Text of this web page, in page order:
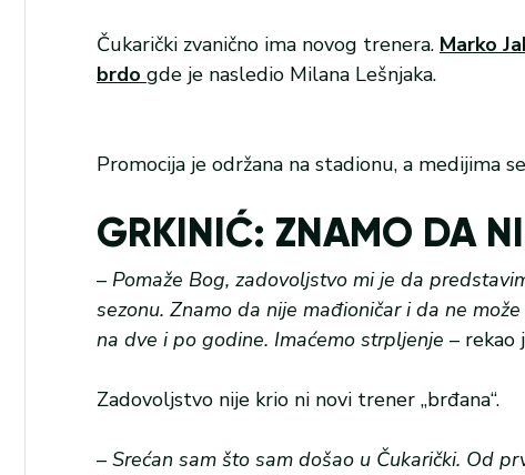
Čukarički zvanično ima novog trenera. Marko
brdo gde je nasledio Milana Lešnjaka.
Promocija je održana na stadionu, a medijima
GRKINIĆ: ZNAMO DA
– Pomaže Bog, zadovoljstvo mi je da
sezonu. Znamo da nije mađioničar i da ne
na dve i po godine. Imaćemo strpljenje – rekao
Zadovoljstvo nije krio ni novi trener „brđana“.
– Srećan sam što sam došao u Čukarički. Od